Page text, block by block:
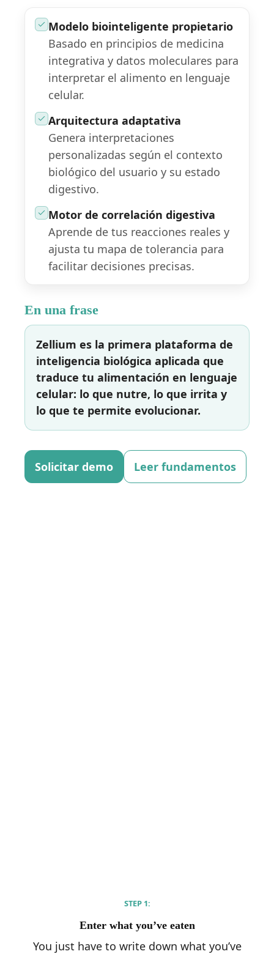
Modelo biointeligente propietario
Basado en principios de medicina
integrativa y datos moleculares para
interpretar el alimento en lenguaje
celular.
Arquitectura adaptativa
Genera interpretaciones
personalizadas según el contexto
biológico del usuario y su estado
digestivo.
Motor de correlación digestiva
Aprende de tus reacciones reales y
ajusta tu mapa de tolerancia para
facilitar decisiones precisas.
En una frase
Zellium es la primera plataforma de
inteligencia biológica aplicada que
traduce tu alimentación en lenguaje
celular: lo que nutre, lo que irrita y
lo que te permite evolucionar.
Solicitar demo Leer fundamentos
STEP 1:
Enter what you’ve eaten
You just have to write down what you’ve